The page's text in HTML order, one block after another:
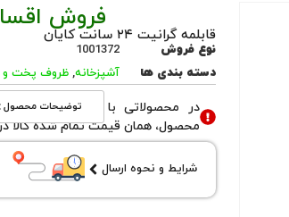
فروش
قابلمه گرانیت ۲۴ سانت کایان
نوع فروش
1001372
دسته بندی ها
آشپزخانه,ظروف پخت و
توضیحات محصول
در محصولاتی با نوع فروش
محصول، همان قیمت تمام شده کالا
شرایط و نحوه ارسال